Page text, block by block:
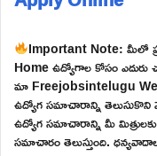
Important Note: మీలో
Home ఉద్యోగాల కోసం
మా Freejobsintelugu
ఉద్యోగ సమాచారాన్ని తెలుసుకొని
ఉద్యోగ సమాచారాన్ని మీ
సమాచారం తెలుస్తుంది.